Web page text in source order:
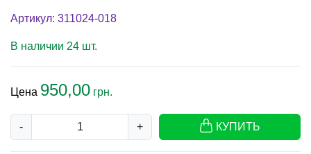
Артикул: 311024-018
В наличии 24 шт.
Цена 950,00 грн.
- + КУПИТЬ